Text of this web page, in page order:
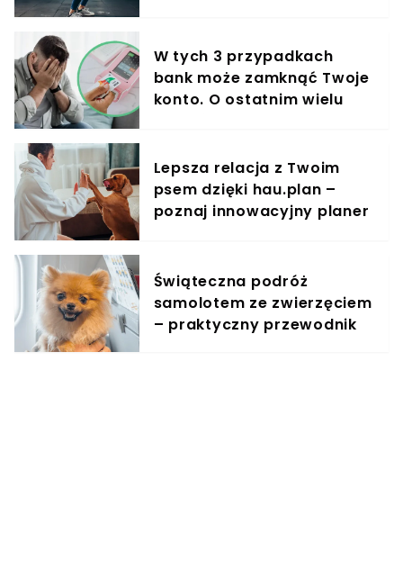
W tych 3 przypadkach
bank może zamknąć Twoje
konto. O ostatnim wielu
Lepsza relacja z Twoim
psem dzięki hau.plan –
poznaj innowacyjny planer
Świąteczna podróż
samolotem ze zwierzęciem
– praktyczny przewodnik